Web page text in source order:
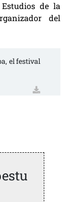
de la
del
el festival